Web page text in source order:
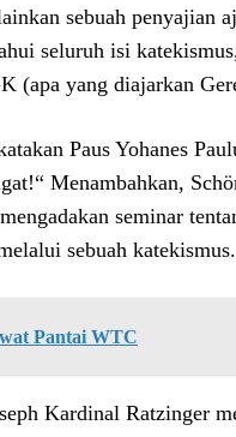
sebuah penyajian
seluruh isi
(apa yang diajarkan
Paus Yohanes
Menambahkan,
seminar
sebuah katekismus.
Pantai WTC
Kardinal Ratzinger